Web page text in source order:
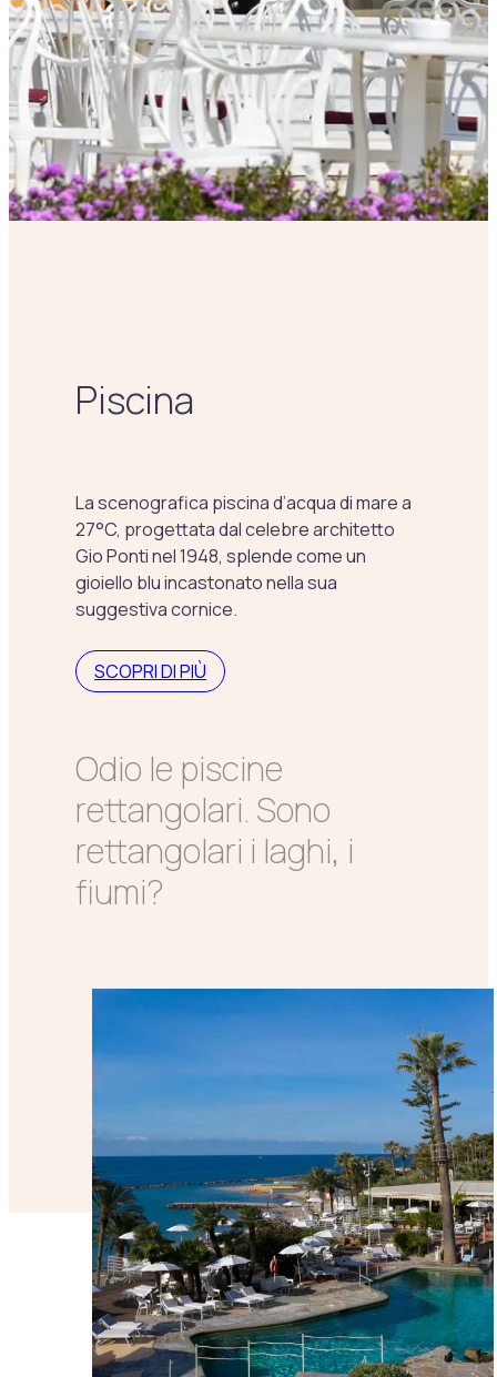
Piscina
La scenografica piscina d’acqua di mare a
27°C, progettata dal celebre architetto
Gio Ponti nel 1948, splende come un
gioiello blu incastonato nella sua
suggestiva cornice.
SCOPRI DI PIÙ
Odio le piscine
rettangolari. Sono
rettangolari i laghi, i
fiumi?